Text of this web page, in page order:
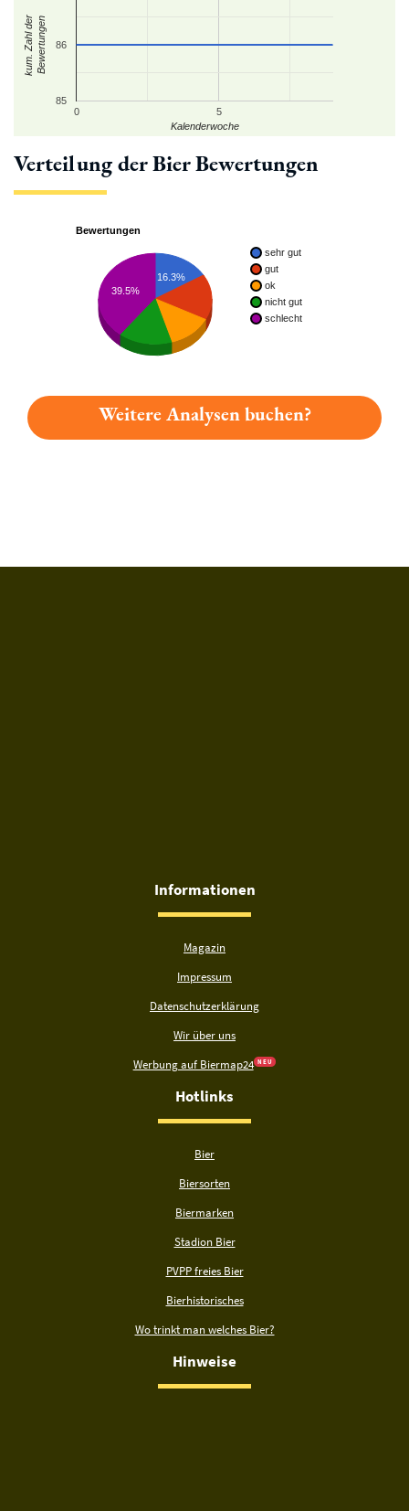
0 5
85
86
Kalenderwoche
kum. Zahl derBewertungen
Verteilung der Bier Bewertungen
Bewertungen
sehr gut
gut
ok
nicht gut
schlecht
16.3%
39.5%
Weitere Analysen buchen?
Informationen
Magazin
Impressum
Datenschutzerklärung
Wir über uns
Werbung auf Biermap24 N E U
Hotlinks
Bier
Biersorten
Biermarken
Stadion Bier
PVPP freies Bier
Bierhistorisches
Wo trinkt man welches Bier?
Hinweise